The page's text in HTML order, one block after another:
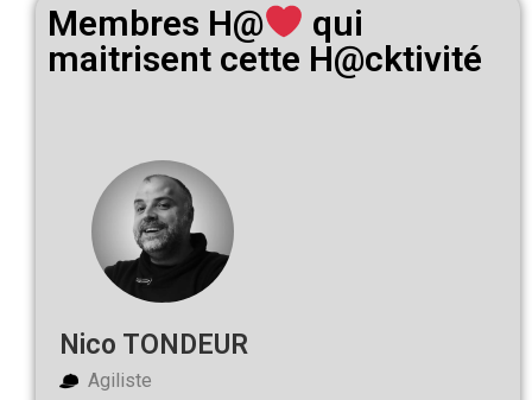
Membres H@
qui
maitrisent cette H@cktivité
Nico TONDEUR
Agiliste